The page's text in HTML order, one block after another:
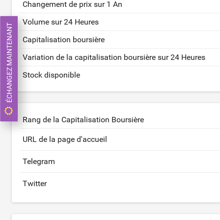
Changement de prix sur 1 An
Volume sur 24 Heures
Capitalisation boursière
Variation de la capitalisation boursière sur 24 Heures
Stock disponible
Rang de la Capitalisation Boursière
URL de la page d'accueil
Telegram
Twitter
ÉCHANGEZ MAINTENANT